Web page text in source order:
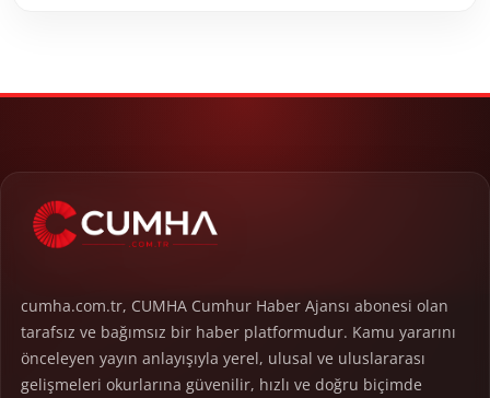
cumha.com.tr, CUMHA Cumhur Haber Ajansı abonesi olan
tarafsız ve bağımsız bir haber platformudur. Kamu yararını
önceleyen yayın anlayışıyla yerel, ulusal ve uluslararası
gelişmeleri okurlarına güvenilir, hızlı ve doğru biçimde